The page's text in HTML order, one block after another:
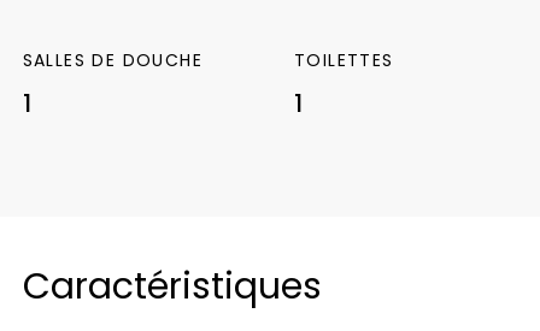
contre les syndicat : NON
DPE réalisé (après le
1er Juillet 2021). Montant estimé des
informations sur les risques auxquels ce bien
disponibles sur le site
SALLES DE DOUCHE
1
TOILETTES
1
Caractéristiques